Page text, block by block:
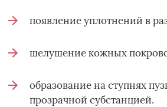
появление уплотнений в
шелушение кожных
образование на ступнях
прозрачной субстанцией.